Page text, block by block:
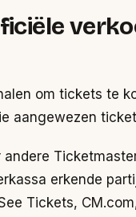
om tickets te
aangewezen
andere
erkende
Tickets,